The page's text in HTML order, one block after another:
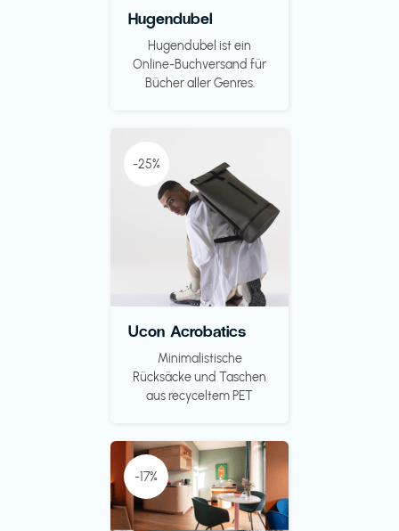
Hugendubel
Hugendubel ist ein
Online-Buchversand für
Bücher aller Genres.
-25%
Ucon Acrobatics
Minimalistische
Rücksäcke und Taschen
aus recyceltem PET
-17%